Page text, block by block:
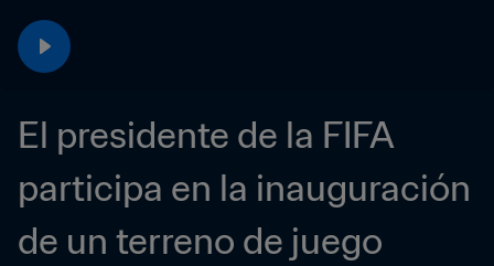
El presidente de la FIFA
participa en la inauguración
de un terreno de juego